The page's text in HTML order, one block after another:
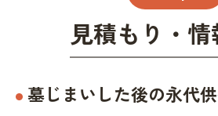
見積もり・
墓じまいした後の永代